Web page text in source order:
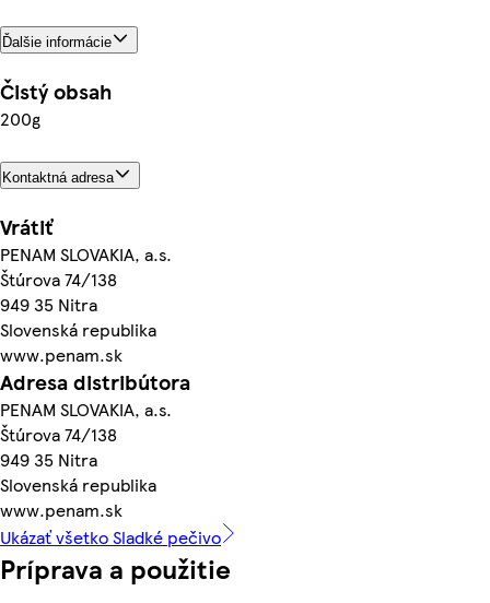
Ďalšie informácie
Čistý obsah
200g
Kontaktná adresa
Vrátiť
PENAM SLOVAKIA, a.s.
Štúrova 74/138
949 35 Nitra
Slovenská republika
www.penam.sk
Adresa distribútora
PENAM SLOVAKIA, a.s.
Štúrova 74/138
949 35 Nitra
Slovenská republika
www.penam.sk
Ukázať všetko Sladké pečivo
Príprava a použitie